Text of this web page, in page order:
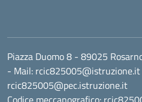
Piazza Duomo 8 - 89025
- Mail: rcic825005@istruzione.it
rcic825005@pec.istruzione.it